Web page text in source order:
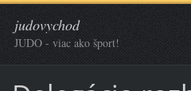
judovychod
JUDO - viac ako šport!